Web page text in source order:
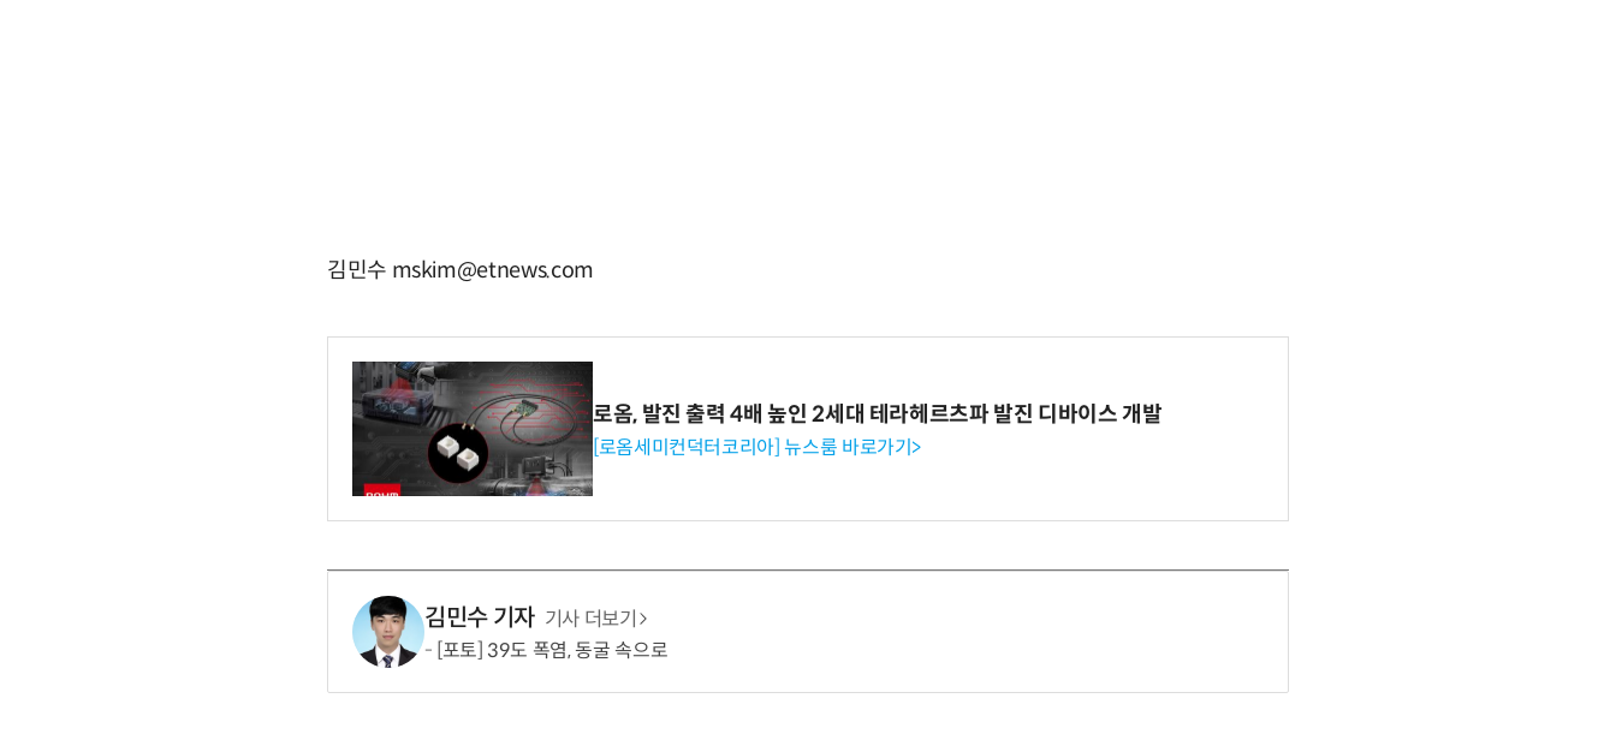
김민수 mskim@etnews.com
로옴, 발진 출력 4배 높인 2세대 테라헤르츠파 발진 디바이스 개발
[로옴세미컨덕터코리아] 뉴스룸 바로가기>
김민수 기자 기사 더보기
[포토] 39도 폭염, 동굴 속으로